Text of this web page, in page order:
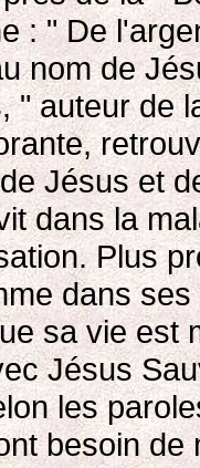
: " De
nom de
" auteur de
Jésus et
dans la
Plus
dans
sa vie est
Jésus
les
besoin